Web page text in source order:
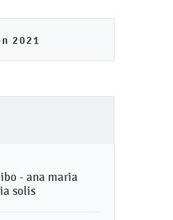
2021
- ana maria
solis